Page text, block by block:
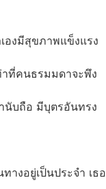
องมีสุขภาพแข็งแรง
าที่คนธรมมดาจะพึง
นับถือ มีบุตรอันทรง
างอยู่เป็นประจำ เธอ